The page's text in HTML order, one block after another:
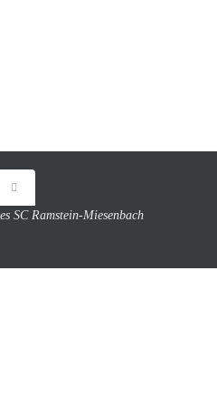
SC Ramstein-Miesenbach